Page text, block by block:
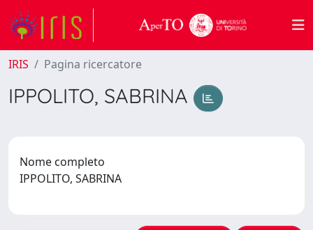
IRIS Pagina ricercatore
IPPOLITO, SABRINA
Nome completo
IPPOLITO, SABRINA